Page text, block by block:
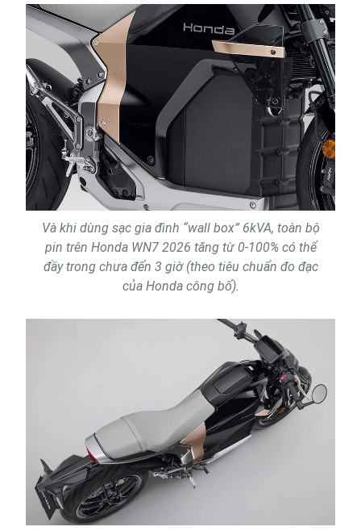
Và khi dùng sạc gia đình “wall box” 6kVA, toàn bộ
pin trên Honda WN7 2026 tăng từ 0-100% có thể
đầy trong chưa đến 3 giờ (theo tiêu chuẩn đo đạc
của Honda công bố).